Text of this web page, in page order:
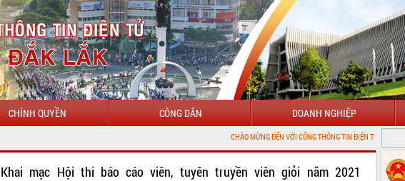
CHÍNH QUYỀN CÔNG DÂN DOANH NGHIỆP
CHÀO MỪNG ĐẾN VỚI CỔNG THÔNG TIN ĐIỆN TỬ TỈNH ĐẮK LẮK
Khai mạc Hội thi báo cáo viên, tuyên truyền viên giỏi năm 2021